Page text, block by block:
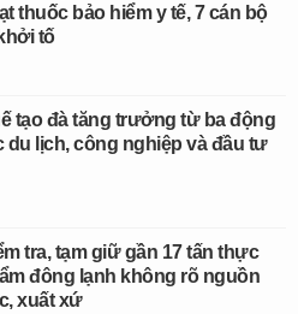
thuốc bảo hiểm y tế, 7 cán bộ
tố
tạo đà tăng trưởng từ ba động
du lịch, công nghiệp và đầu tư
tra, tạm giữ gần 17 tấn thực
đông lạnh không rõ nguồn
xuất xứ